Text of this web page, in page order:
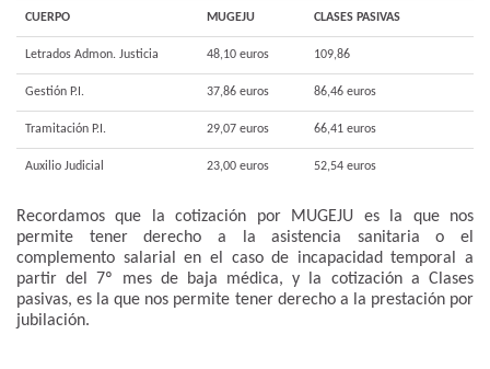
CUERPO MUGEJU CLASES PASIVAS
Letrados Admon. Justicia 48,10 euros 109,86
Gestión P.I. 37,86 euros 86,46 euros
Tramitación P.I. 29,07 euros 66,41 euros
Auxilio Judicial 23,00 euros 52,54 euros
Recordamos que la cotización por MUGEJU es la que nos
permite tener derecho a la asistencia sanitaria o el
complemento salarial en el caso de incapacidad temporal a
partir del 7º mes de baja médica, y la cotización a Clases
pasivas, es la que nos permite tener derecho a la prestación por
jubilación.